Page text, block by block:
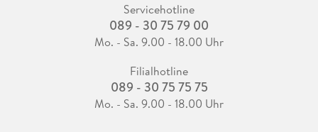
Servicehotline
089 - 30 75 79 00
Mo. - Sa. 9.00 - 18.00 Uhr
Filialhotline
089 - 30 75 75 75
Mo. - Sa. 9.00 - 18.00 Uhr